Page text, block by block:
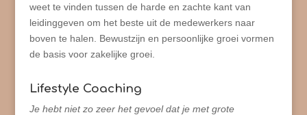
weet te vinden tussen de harde en zachte kant van
leidinggeven om het beste uit de medewerkers naar
boven te halen. Bewustzijn en persoonlijke groei vormen
de basis voor zakelijke groei.
Lifestyle Coaching
Je hebt niet zo zeer het gevoel dat je met grote